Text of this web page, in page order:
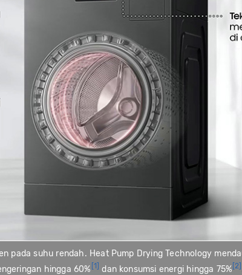
pada suhu rendah. Heat Pump Drying Technology
hingga 60% [1] dan konsumsi energi hingga 75% [2]